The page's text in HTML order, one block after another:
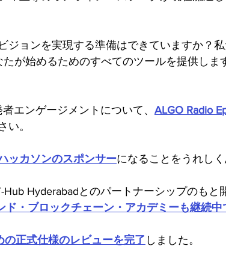
ジョンを実現する準備はできていますか？
が始めるためのすべてのツールを提供しま
エンゲージメントについて、 ALGO Radio
い。
ッカソンのスポンサーになることをうれしく
Hyderabadとのパートナーシップのもと
ド・ブロックチェーン・アカデミーも継続中
の正式仕様のレビューを完了 しました。